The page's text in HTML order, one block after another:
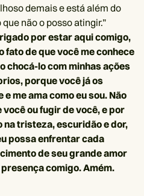
demais e está além do
não o posso atingir.”
por estar aqui comigo,
fato de que você me conhece
chocá-lo com minhas ações
porque você já os
me ama como eu sou. Não
ou fugir de você, e por
na tristeza, escuridão e dor,
possa enfrentar cada
de seu grande amor
comigo. Amém.